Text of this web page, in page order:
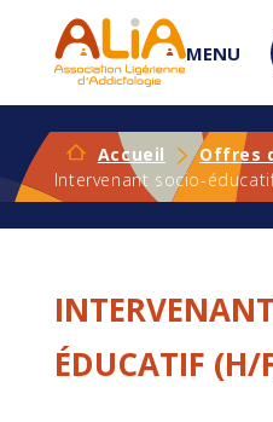
MENU
Accueil
Offres
Intervenant socio-
ÉDUCATIF (H/